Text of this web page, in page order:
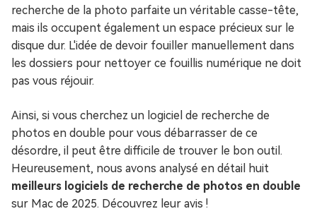
recherche de la photo parfaite un véritable casse-tête,
mais ils occupent également un espace précieux sur le
disque dur. L'idée de devoir fouiller manuellement dans
les dossiers pour nettoyer ce fouillis numérique ne doit
pas vous réjouir.
Ainsi, si vous cherchez un logiciel de recherche de
photos en double pour vous débarrasser de ce
désordre, il peut être difficile de trouver le bon outil.
Heureusement, nous avons analysé en détail huit
meilleurs logiciels de recherche de photos en double
sur Mac de 2025. Découvrez leur avis !